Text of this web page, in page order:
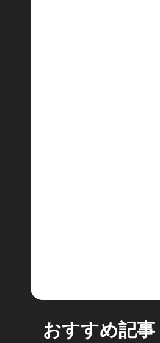
おすすめ記事